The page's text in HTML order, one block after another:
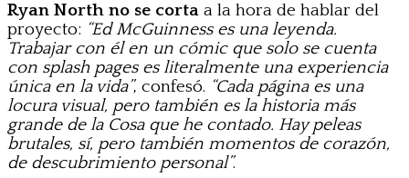
Ryan North no se corta a la hora de hablar del
proyecto: “Ed McGuinness es una leyenda.
Trabajar con él en un cómic que solo se cuenta
con splash pages es literalmente una experiencia
única en la vida”, confesó. “Cada página es una
locura visual, pero también es la historia más
grande de la Cosa que he contado. Hay peleas
brutales, sí, pero también momentos de corazón,
de descubrimiento personal”.